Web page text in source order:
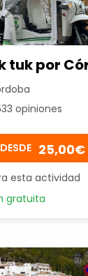
tuk por
opiniones
DESDE 25,00€
esta actividad
gratuita